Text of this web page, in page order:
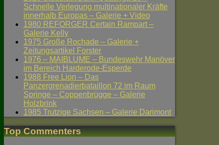
Schnelle Verlegung multinationaler Kräfte
innerhalb Europas – Galerie + Video
1980 REFORGER Certain Rampart –
Galerie Kelly
1975 Große Rochade – Galerie +
Zeitungsartikel Forster
1976 – MAIBLUME – Bundeswehr Manöver
im Bereich Harderode-Esperde
1988 Free Lion – Das
Panzergrenadierbataillon 72 im Raum
Springe – Coppenbrügge – Galerie
Holzbrink
1985 Trutzige Sachsen – Galerie Darimont
Top Commenters